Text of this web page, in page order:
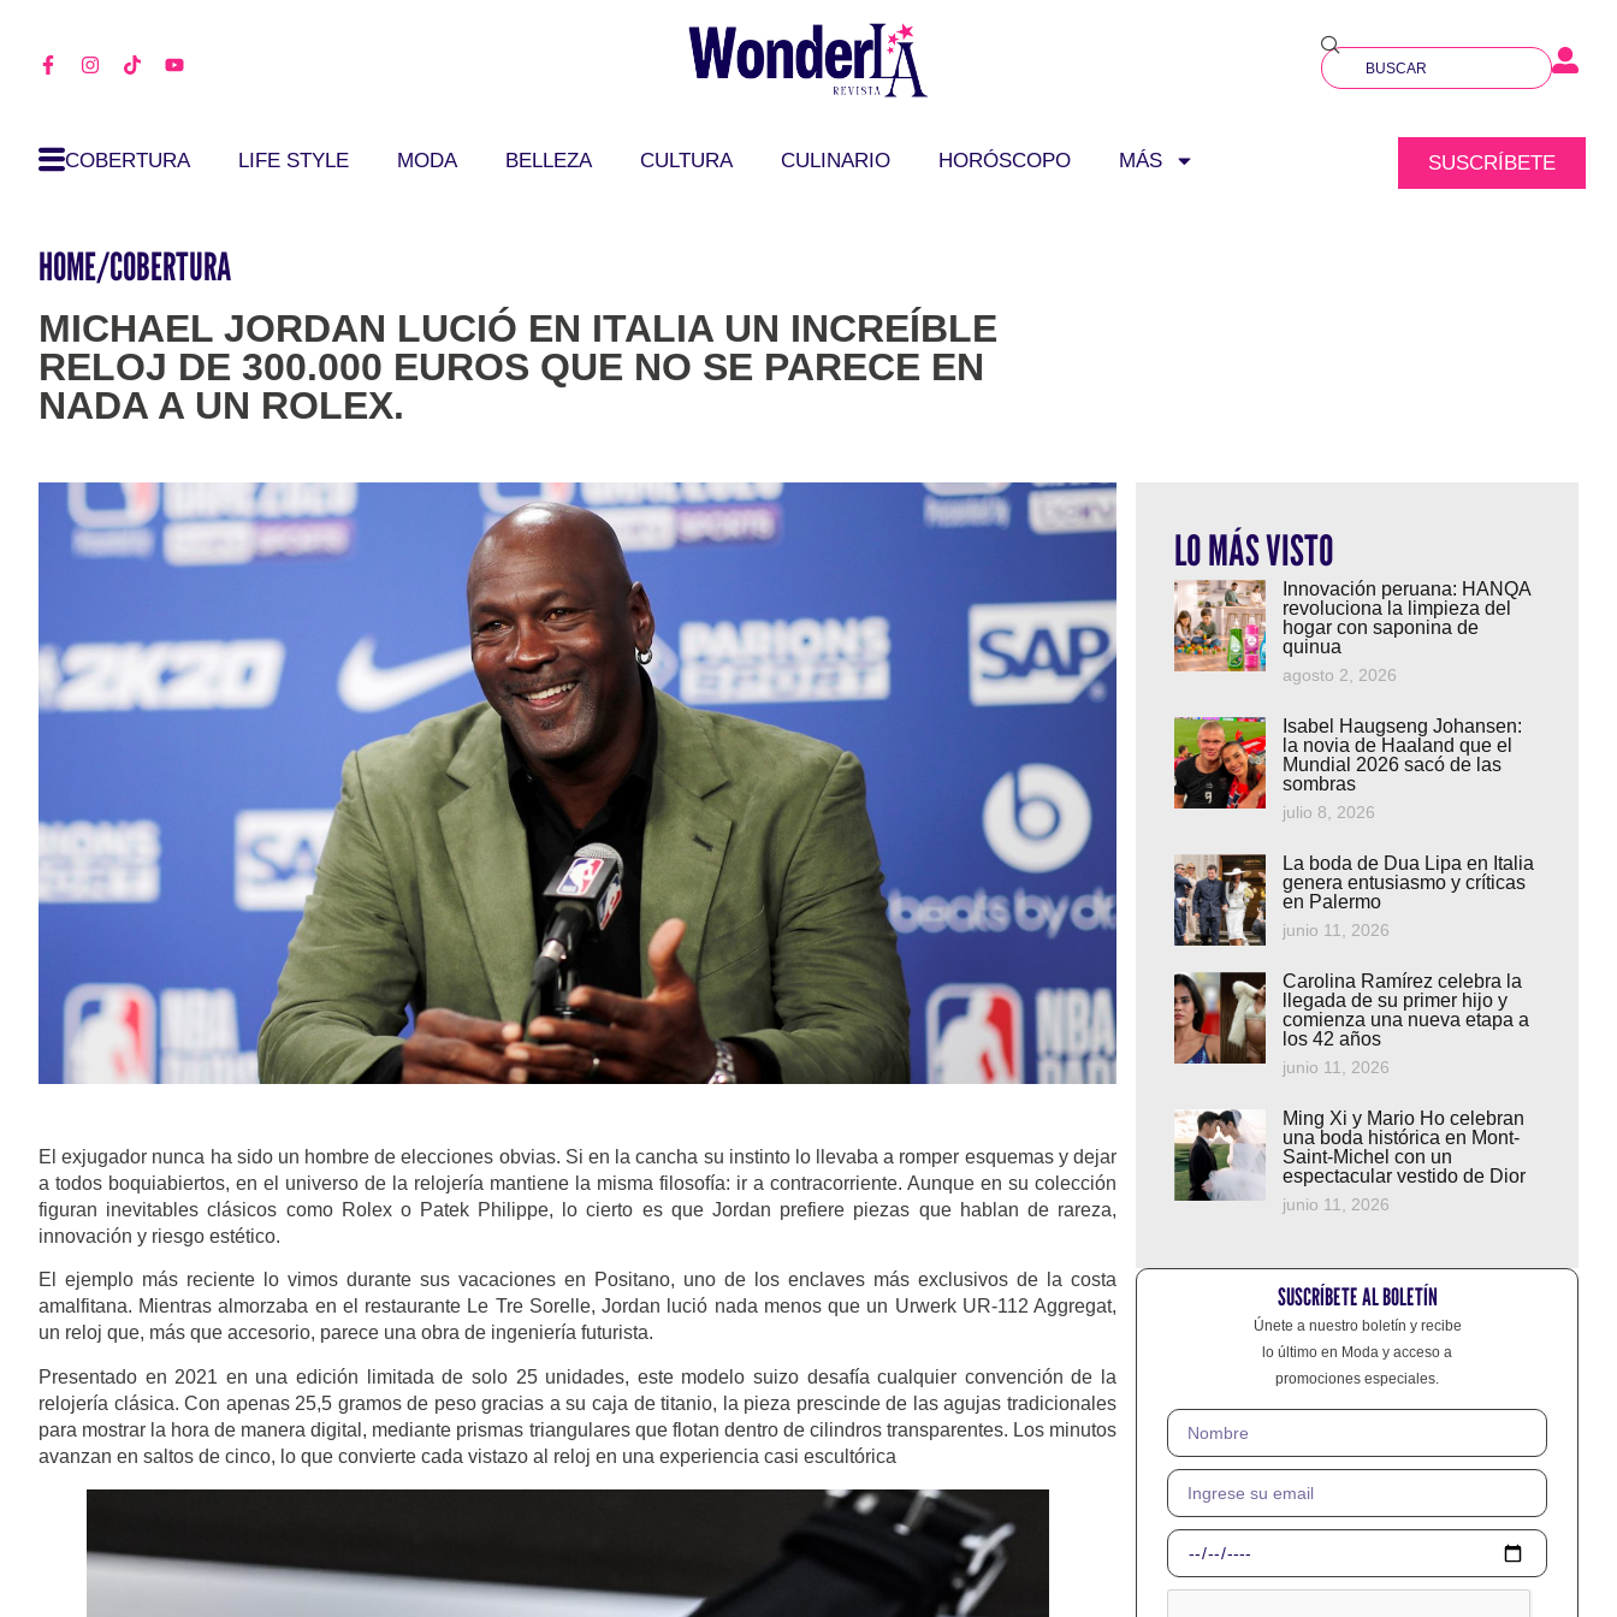
COBERTURA LIFE STYLE MODA BELLEZA CULTURA CULINARIO HORÓSCOPO MÁS SUSCRÍBETE
HOME/COBERTURA
MICHAEL JORDAN LUCIÓ EN ITALIA UN INCREÍBLE
RELOJ DE 300.000 EUROS QUE NO SE PARECE EN
NADA A UN ROLEX.
El exjugador nunca ha sido un hombre de elecciones obvias. Si en la cancha su instinto lo llevaba a romper esquemas y dejar
a todos boquiabiertos, en el universo de la relojería mantiene la misma filosofía: ir a contracorriente. Aunque en su colección
figuran inevitables clásicos como Rolex o Patek Philippe, lo cierto es que Jordan prefiere piezas que hablan de rareza,
innovación y riesgo estético.
El ejemplo más reciente lo vimos durante sus vacaciones en Positano, uno de los enclaves más exclusivos de la costa
amalfitana. Mientras almorzaba en el restaurante Le Tre Sorelle, Jordan lució nada menos que un Urwerk UR-112 Aggregat,
un reloj que, más que accesorio, parece una obra de ingeniería futurista.
Presentado en 2021 en una edición limitada de solo 25 unidades, este modelo suizo desafía cualquier convención de la
relojería clásica. Con apenas 25,5 gramos de peso gracias a su caja de titanio, la pieza prescinde de las agujas tradicionales
para mostrar la hora de manera digital, mediante prismas triangulares que flotan dentro de cilindros transparentes. Los minutos
avanzan en saltos de cinco, lo que convierte cada vistazo al reloj en una experiencia casi escultórica
LO MÁS VISTO
Innovación peruana: HANQA
revoluciona la limpieza del
hogar con saponina de
quinua
agosto 2, 2026
Isabel Haugseng Johansen:
la novia de Haaland que el
Mundial 2026 sacó de las
sombras
julio 8, 2026
La boda de Dua Lipa en Italia
genera entusiasmo y críticas
en Palermo
junio 11, 2026
Carolina Ramírez celebra la
llegada de su primer hijo y
comienza una nueva etapa a
los 42 años
junio 11, 2026
Ming Xi y Mario Ho celebran
una boda histórica en Mont-
Saint-Michel con un
espectacular vestido de Dior
junio 11, 2026
SUSCRÍBETE AL BOLETÍN
Únete a nuestro boletín y recibe
lo último en Moda y acceso a
promociones especiales.